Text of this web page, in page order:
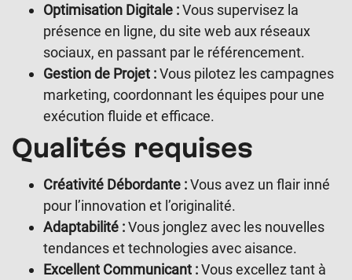
Optimisation Digitale :Vous supervisez la
présence en ligne, du site web aux réseaux
sociaux, en passant par le référencement.
Gestion de Projet :Vous pilotez les campagnes
marketing, coordonnant les équipes pour une
exécution fluide et efficace.
Qualités requises
Créativité Débordante :Vous avez un flair inné
pour l’innovation et l’originalité.
Adaptabilité :Vous jonglez avec les nouvelles
tendances et technologies avec aisance.
Excellent Communicant :Vous excellez tant à